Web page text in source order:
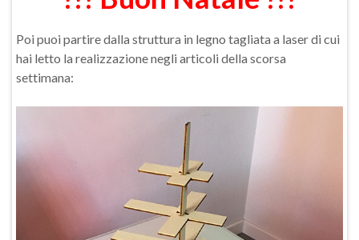
Poi puoi partire dalla struttura in legno tagliata a laser di cui
hai letto la realizzazione negli articoli della scorsa
settimana: